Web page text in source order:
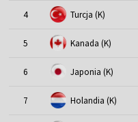
4 Turcja (K)
5 Kanada (K)
6 Japonia (K)
7 Holandia (K)